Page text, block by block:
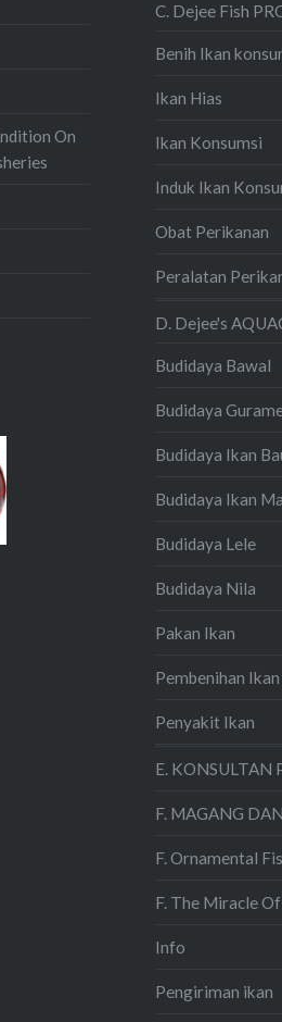
C. Dejee Fish
Benih Ikan
Ikan Hias
Ikan Konsumsi
Induk Ikan
Obat Perikanan
Peralatan
D. Dejee's
Budidaya Bawal
Budidaya
Budidaya Ikan
Budidaya Ikan
Budidaya Lele
Budidaya Nila
Pakan Ikan
Pembenihan
Penyakit Ikan
E. KONSULTAN
F. MAGANG
F. Ornamental
F. The Miracle
Info
Pengiriman ikan
On